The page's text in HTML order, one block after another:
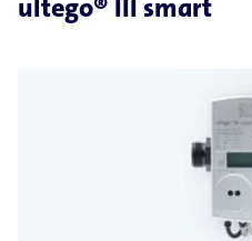
ultego® III smart